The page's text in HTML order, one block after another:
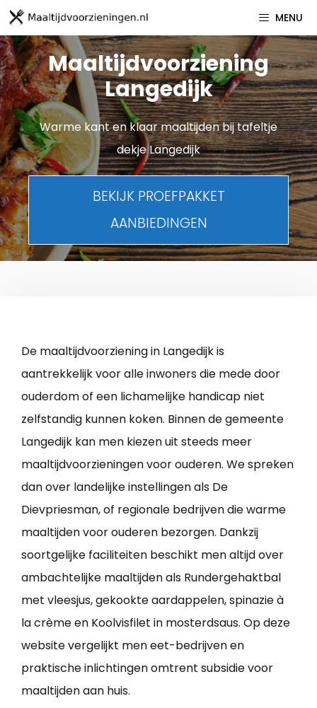
Spring
naar
inhoud
MENU
Maaltijdvoorziening
Langedijk
Warme kant en klaar maaltijden bij tafeltje
dekje Langedijk
BEKIJK PROEFPAKKET
AANBIEDINGEN
De maaltijdvoorziening in Langedijk is
aantrekkelijk voor alle inwoners die mede door
ouderdom of een lichamelijke handicap niet
zelfstandig kunnen koken. Binnen de gemeente
Langedijk kan men kiezen uit steeds meer
maaltijdvoorzieningen voor ouderen. We spreken
dan over landelijke instellingen als De
Dievpriesman, of regionale bedrijven die warme
maaltijden voor ouderen bezorgen. Dankzij
soortgelijke faciliteiten beschikt men altijd over
ambachtelijke maaltijden als Rundergehaktbal
met vleesjus, gekookte aardappelen, spinazie à
la crème en Koolvisfilet in mosterdsaus. Op deze
website vergelijkt men eet-bedrijven en
praktische inlichtingen omtrent subsidie voor
maaltijden aan huis.